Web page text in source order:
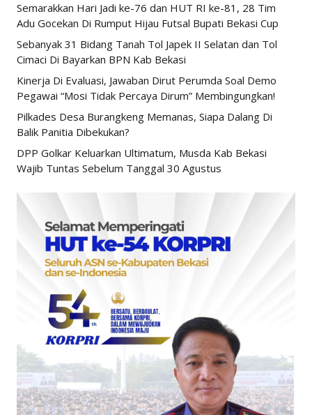
Semarakkan Hari Jadi ke-76 dan HUT RI ke-81, 28 Tim
Adu Gocekan Di Rumput Hijau Futsal Bupati Bekasi Cup
Sebanyak 31 Bidang Tanah Tol Japek II Selatan dan Tol
Cimaci Di Bayarkan BPN Kab Bekasi
Kinerja Di Evaluasi, Jawaban Dirut Perumda Soal Demo
Pegawai “Mosi Tidak Percaya Dirum” Membingungkan!
Pilkades Desa Burangkeng Memanas, Siapa Dalang Di
Balik Panitia Dibekukan?
DPP Golkar Keluarkan Ultimatum, Musda Kab Bekasi
Wajib Tuntas Sebelum Tanggal 30 Agustus